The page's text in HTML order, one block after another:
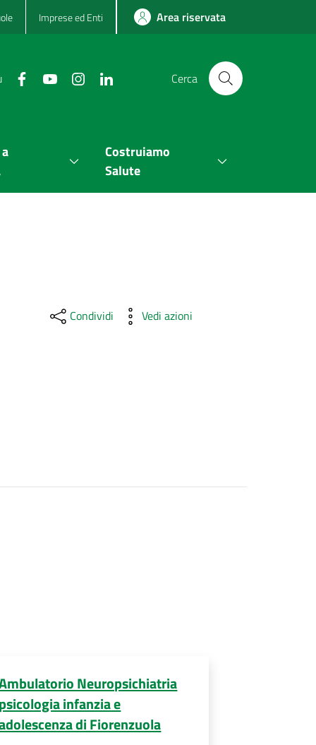
Imprese ed Enti Area riservata
Cerca
Costruiamo
Salute
Condividi Vedi azioni
Neuropsichiatria
infanzia e
di Fiorenzuola